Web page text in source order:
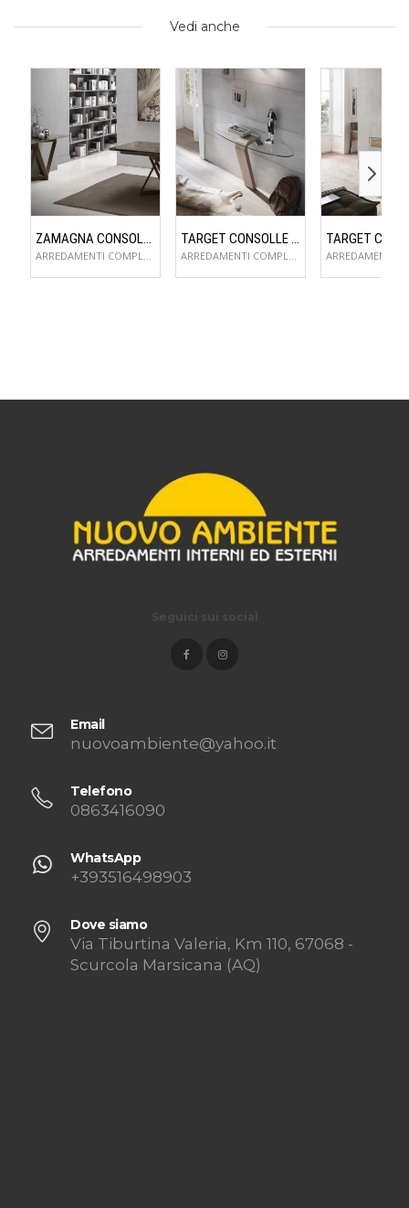
Vedi anche
ZAMAGNA CONSOLLE FLAME
ARREDAMENTI COMPLEMENTI D'ARREDO
TARGET CONSOLLE OMNIA
ARREDAMENTI COMPLEMENTI D'ARREDO
Email
nuovoambiente@yahoo.it
Telefono
0863416090
WhatsApp
+393516498903
Dove siamo
Via Tiburtina Valeria, Km 110, 67068 -
Scurcola Marsicana (AQ)